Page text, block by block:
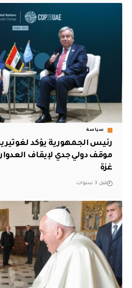
سياسة
رئيس الجمهورية يؤكد
موقف دولي جدي لإيقاف
غزة
قبل 3 سنوات